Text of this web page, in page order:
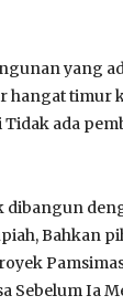
yang
hangat timur
ada
dibangun
Bahkan
Sebelum Ia